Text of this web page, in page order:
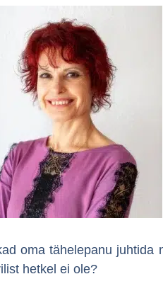
oma tähelepanu
hetkel ei ole?